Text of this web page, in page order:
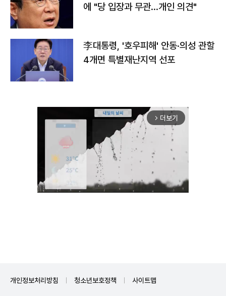
에 "당 입장과 무관…개인 의견"
李대통령, '호우피해' 안동·의성 관할
4개면 특별재난지역 선포
arrow_forward_ios 더보기
개인정보처리방침 청소년보호정책 사이트맵